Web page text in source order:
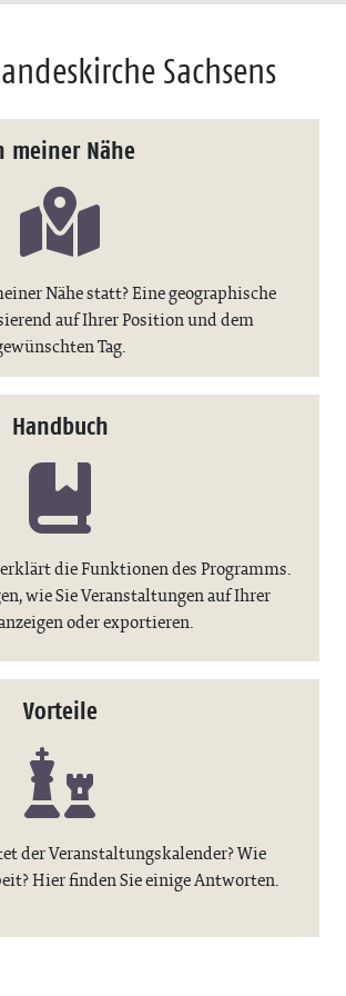
Sachsens
meiner Nähe
Nähe statt? Eine geographische
auf Ihrer Position und dem
Tag.
Handbuch
die Funktionen des Programms.
wie Sie Veranstaltungen auf Ihrer
oder exportieren.
Vorteile
der Veranstaltungskalender? Wie
Hier finden Sie einige Antworten.